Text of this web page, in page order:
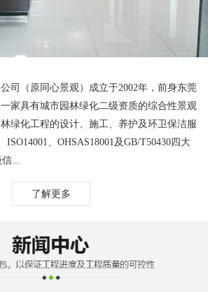
司（原同心景观）成立于2002年，前身东莞
家具有城市园林绿化二级资质的综合性景观
绿化工程的设计、施工、养护及环卫保洁服
ISO14001、OHSAS18001及GB/T50430四大
...
了解更多